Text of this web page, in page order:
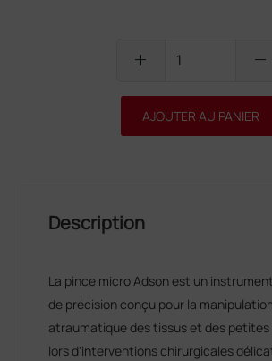
add remove
AJOUTER AU PANIER
Description
La pince micro Adson est un
de précision conçu pour la
atraumatique des tissus et des
lors d'interventions chirurgicales